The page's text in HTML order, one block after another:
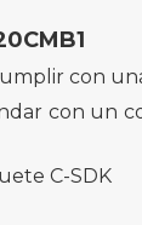
con
con un
C-SDK